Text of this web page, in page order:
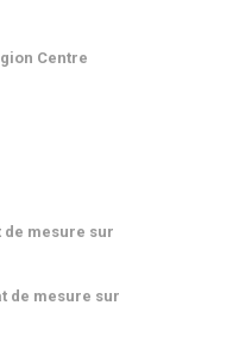
Centre
de mesure sur
de mesure sur